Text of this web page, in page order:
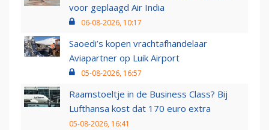
voor geplaagd Air India
06-08-2026, 10:17
Saoedi’s kopen vrachtafhandelaar
Aviapartner op Luik Airport
05-08-2026, 16:57
Raamstoeltje in de Business Class? Bij
Lufthansa kost dat 170 euro extra
05-08-2026, 16:41